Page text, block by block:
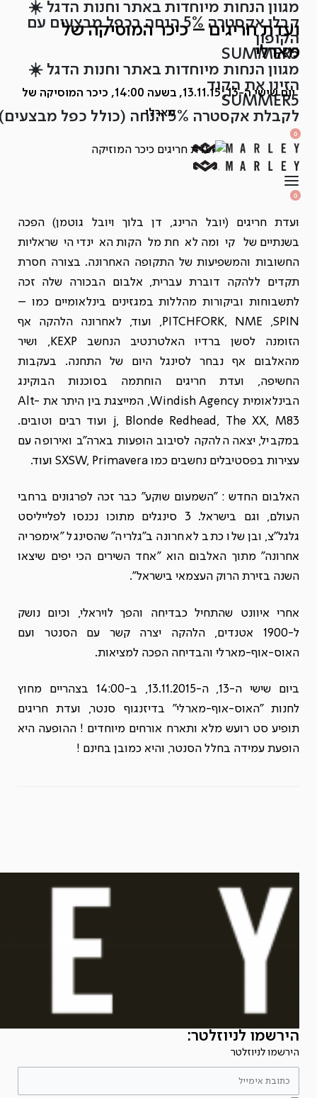
Skip
content
מגוון הנחות מיוחדות באתר וחנות הדגל ☀️
קבלו אקסטרה 5% הנחה בכפל מבצעים עם
הקופון
SUMMER5
מגוון הנחות מיוחדות באתר וחנות הדגל ☀️
הזינו את הקוד
SUMMER5
לקבלת אקסטרה 5% הנחה (כולל כפל מבצעים)
SEARCH
OPEN
OPEN
ACCOUNT
DETAILS
0
OPEN
CART
OPEN
DETAILS
SEARCH
0
OPEN
ועדת חריגים – כיכר המוסיקה של
מארלי
יום שישי ה-13, 13.11.15, בשעה 14:00, כיכר המוסיקה של
מארלי
ועדת חריגים (יובל הרינג, דן בלוך ויובל גוטמן) הפכה
בשנתיים של קיומה לאחת מלהקות האינדי הישראליות
החשובות והמשפיעות של התקופה האחרונה. בצורה חסרת
תקדים ללהקה דוברת עברית, אלבום הבכורה שלה זכה
לתשבוחות וביקורות מהללות במגזינים בינלאומיים כמו –
PITCHFORK, NME ,SPIN, ועוד, לאחרונה הלהקה אף
הזומנה לסשן ברדיו האלטרנטיב הנחשב KEXP, ושיר
מהאלבום אף נבחר לסינגל היום של התחנה. בעקבות
החשיפה, ועדת חריגים הוחתמה בסוכנות הבוקינג
הבינלאומית Windish Agency, המייצגת בין היתר את Alt-
j, Blonde Redhead, The XX, M83 ועוד רבים וטובים.
במקביל, יצאה הלהקה לסיבוב הופעות בארה"ב ואירופה עם
עצירות בפסטיבלים נחשבים כמו SXSW, Primavera ועוד.
האלבום החדש : "השמעום שוקע" כבר זכה לפרגונים ברחבי
העולם, וגם בישראל. 3 סינגלים מתוכו נכנסו לפלייליסט
גלגל"צ, ובן שלו כתב לאחרונה ב"גלריה" שהסינגל "אימפריה
אחרונה" מתוך האלבום הוא "אחד השירים הכי יפים שיצאו
השנה בזירת הרוק העצמאי בישראל".
אחרי איוונט שהתחיל כבדיחה והפך לויראלי, וכיום נושק
ל-1900 אטנדים, הלהקה יצרה קשר עם הסנטר ועם
האוס-אוף-מארלי והבדיחה הפכה למציאות.
ביום שישי ה-13, ה-13.11.2015, ב-14:00 בצהריים מחוץ
לחנות "האוס-אוף-מארלי" בדיזנגוף סנטר, ועדת חריגים
תופיע סט רועש מלא ותארח אורחים מיוחדים ! ההופעה היא
הופעת עמידה בחלל הסנטר, והיא כמובן בחינם !
הירשמו לניוזלטר:
הירשמו לניוזלטר